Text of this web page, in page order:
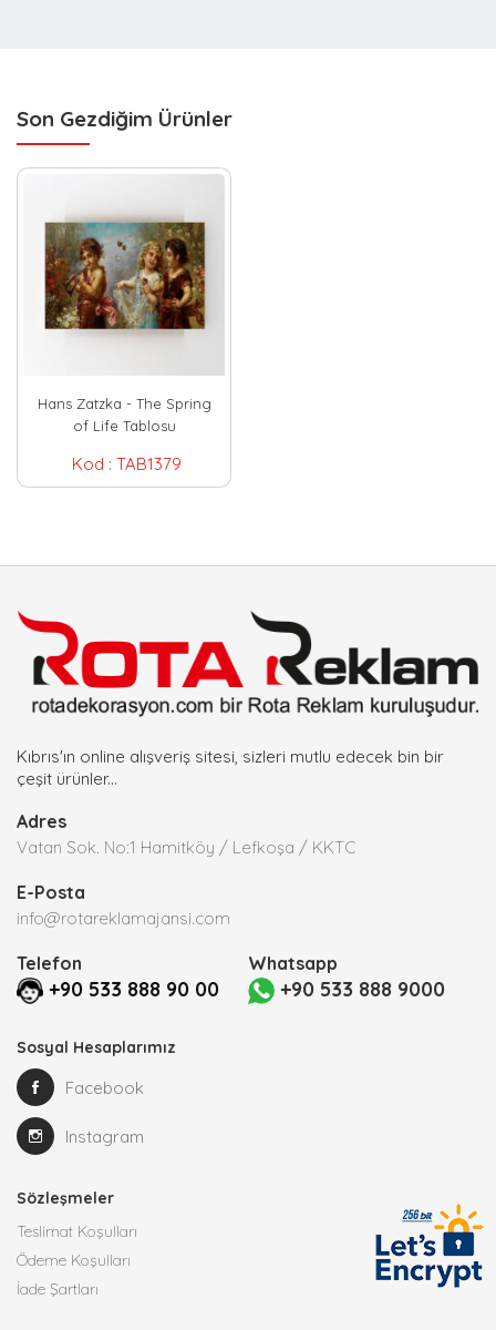
Son Gezdiğim Ürünler
Hans Zatzka - The Spring
of Life Tablosu
Kod : TAB1379
Kıbrıs'ın online alışveriş sitesi, sizleri mutlu edecek bin bir
çeşit ürünler...
Adres
Vatan Sok. No:1 Hamitköy / Lefkoşa / KKTC
E-Posta
info@rotareklamajansi.com
Telefon
+90 533 888 90 00
Whatsapp
+90 533 888 9000
Sosyal Hesaplarımız
Facebook
Instagram
Sözleşmeler
Teslimat Koşulları
Ödeme Koşulları
İade Şartları